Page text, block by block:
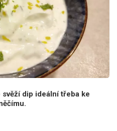
dip ideální třeba ke